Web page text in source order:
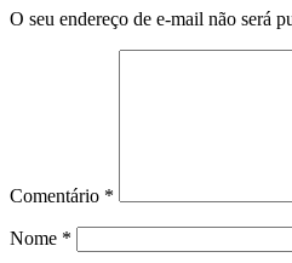
O seu endereço de e-mail não será
Comentário *
Nome *